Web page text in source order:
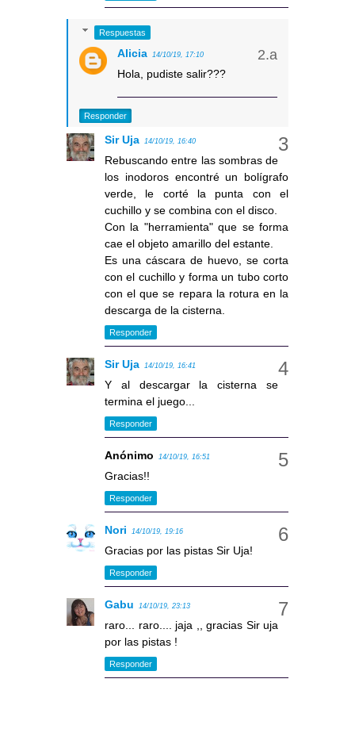
Respuestas
Alicia 14/10/19, 17:10
Hola, pudiste salir???
Responder
Sir Uja 14/10/19, 16:40
Rebuscando entre las sombras de
los inodoros encontré un bolígrafo
verde, le corté la punta con el
cuchillo y se combina con el disco.
Con la "herramienta" que se forma
cae el objeto amarillo del estante.
Es una cáscara de huevo, se corta
con el cuchillo y forma un tubo corto
con el que se repara la rotura en la
descarga de la cisterna.
Responder
Sir Uja 14/10/19, 16:41
Y al descargar la cisterna se
termina el juego...
Responder
Anónimo 14/10/19, 16:51
Gracias!!
Responder
Nori 14/10/19, 19:16
Gracias por las pistas Sir Uja!
Responder
Gabu 14/10/19, 23:13
raro... raro.... jaja ,, gracias Sir uja
por las pistas !
Responder